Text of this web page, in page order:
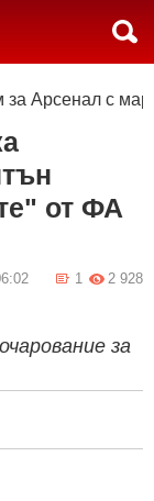
за Арсенал с
от ФА
2 928
1
за